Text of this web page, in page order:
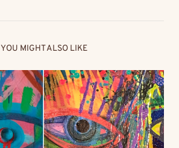
YOU MIGHT ALSO LIKE